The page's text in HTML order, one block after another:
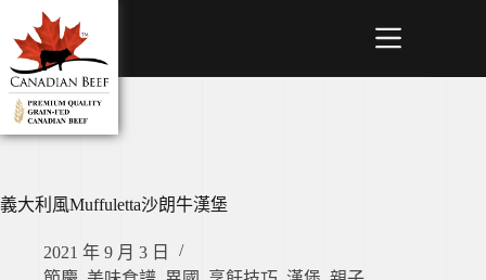
義大利風Muffuletta沙朗牛漢堡
2021 年 9 月 3 日